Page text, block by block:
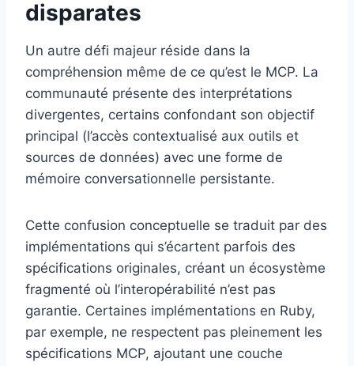
disparates
Un autre défi majeur réside dans la
compréhension même de ce qu’est le MCP. La
communauté présente des interprétations
divergentes, certains confondant son objectif
principal (l’accès contextualisé aux outils et
sources de données) avec une forme de
mémoire conversationnelle persistante.
Cette confusion conceptuelle se traduit par des
implémentations qui s’écartent parfois des
spécifications originales, créant un écosystème
fragmenté où l’interopérabilité n’est pas
garantie. Certaines implémentations en Ruby,
par exemple, ne respectent pas pleinement les
spécifications MCP, ajoutant une couche